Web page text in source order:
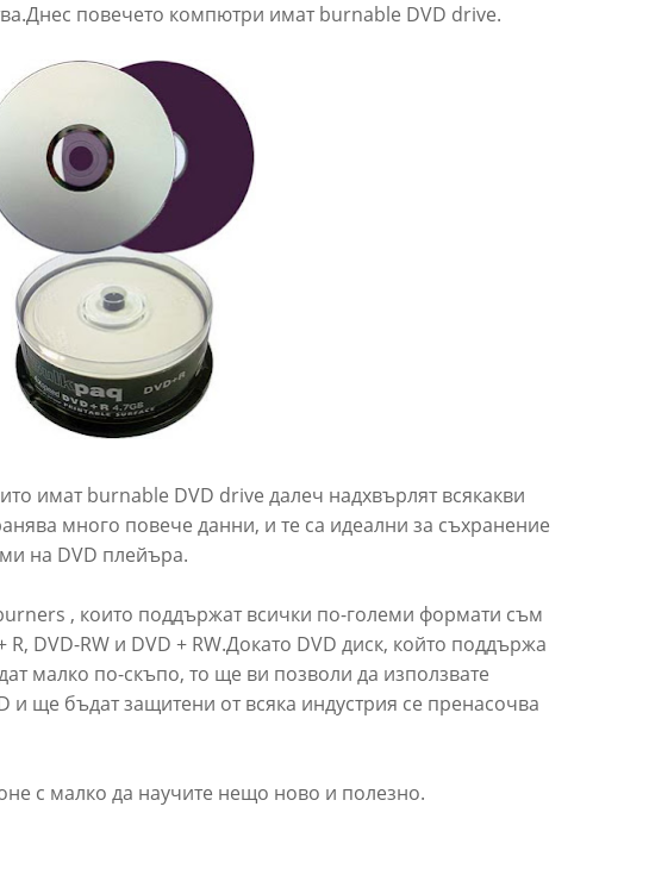
повечето компютри имат burnable DVD drive.
имат burnable DVD drive далеч надхвърлят всякакви
много повече данни, и те са идеални за съхранение
на DVD плейъра.
, които поддържат всички по-големи формати съм
DVD-RW и DVD + RW.Докато DVD диск, който поддържа
малко по-скъпо, то ще ви позволи да използвате
и ще бъдат защитени от всяка индустрия се пренасочва
с малко да научите нещо ново и полезно.